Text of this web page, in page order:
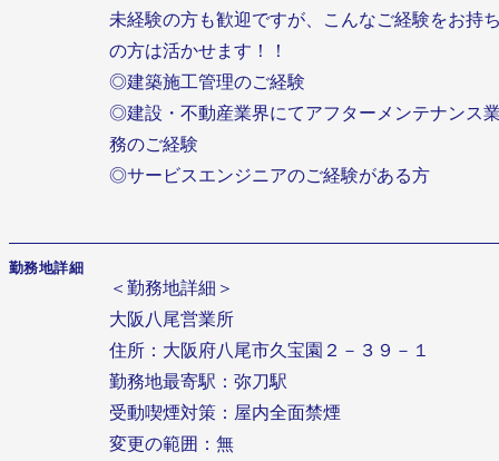
未経験の方も歓迎ですが、こんなご経験をお持
の方は活かせます！！
◎建築施工管理のご経験
◎建設・不動産業界にてアフターメンテナンス
務のご経験
◎サービスエンジニアのご経験がある方
勤務地詳細
＜勤務地詳細＞
大阪八尾営業所
住所：大阪府八尾市久宝園２－３９－１
勤務地最寄駅：弥刀駅
受動喫煙対策：屋内全面禁煙
変更の範囲：無